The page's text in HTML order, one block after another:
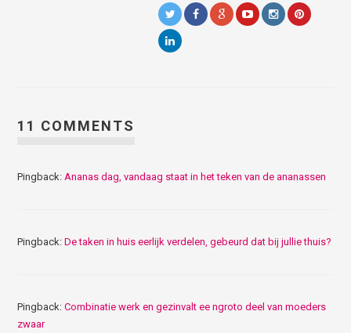
11 COMMENTS
Pingback: Ananas dag, vandaag staat in het teken van de ananassen
Pingback:De taken in huis eerlijk verdelen, gebeurd dat bij jullie thuis?
Pingback:Combinatie werk en gezinvalt ee ngroto deel van moeders
zwaar